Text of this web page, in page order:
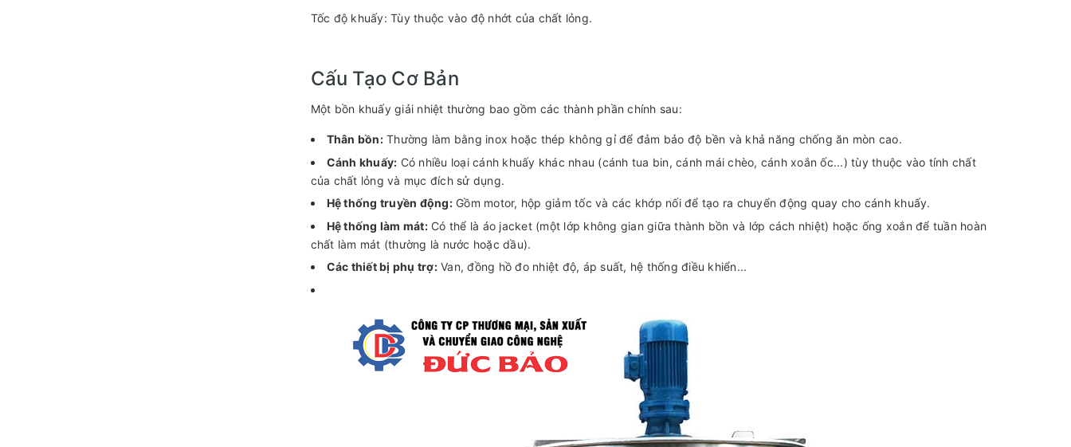
Tốc độ khuấy: Tùy thuộc vào độ nhớt của chất lỏng.
Cấu Tạo Cơ Bản
Một bồn khuấy giải nhiệt thường bao gồm các thành phần chính sau:
Thân bồn:Thường làm bằng inox hoặc thép không gỉ để đảm bảo độ bền và khả năng chống ăn mòn cao.
Cánh khuấy: Có nhiều loại cánh khuấy khác nhau (cánh tua bin, cánh mái chèo, cánh xoắn ốc...) tùy thuộc vào tính chất
của chất lỏng và mục đích sử dụng.
Hệ thống truyền động:Gồm motor, hộp giảm tốc và các khớp nối để tạo ra chuyển động quay cho cánh khuấy.
Hệ thống làm mát:Có thể là áo jacket (một lớp không gian giữa thành bồn và lớp cách nhiệt) hoặc ống xoắn để tuần hoàn
chất làm mát (thường là nước hoặc dầu).
Các thiết bị phụ trợ:Van, đồng hồ đo nhiệt độ, áp suất, hệ thống điều khiển...